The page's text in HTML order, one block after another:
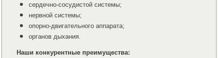
сердечно-сосудистой системы;
нервной системы;
опорно-двигательного аппарата;
органов дыхания.
Наши конкурентные преимущества: